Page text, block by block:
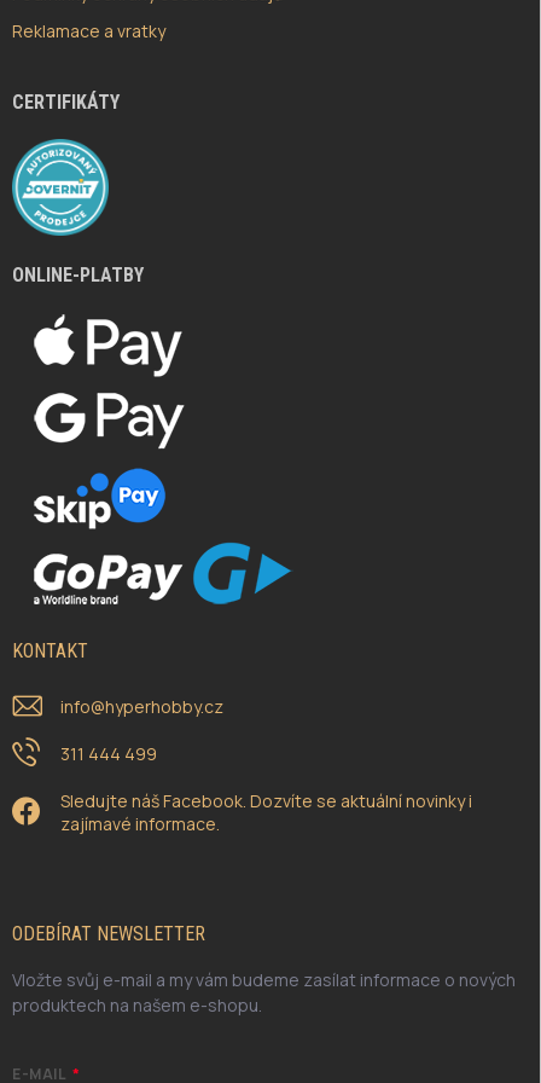
Reklamace a vratky
CERTIFIKÁTY
ONLINE-PLATBY
KONTAKT
info@hyperhobby.cz
311 444 499
Sledujte náš Facebook. Dozvíte se aktuální novinky i
zajímavé informace.
ODEBÍRAT NEWSLETTER
Vložte svůj e-mail a my vám budeme zasílat informace o nových
produktech na našem e-shopu.
E-MAIL